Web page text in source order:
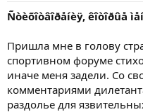
Ñòèõîòâîðåíèÿ, êîòîðûå
Пришла мне в голову
спортивном форуме
иначе меня задели. Со
комментариями
раздолье для